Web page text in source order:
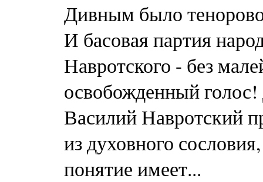
Дивным было
И басовая партия
Навротского - без
освобожденный
Василий Навротский
из духовного
понятие имеет...